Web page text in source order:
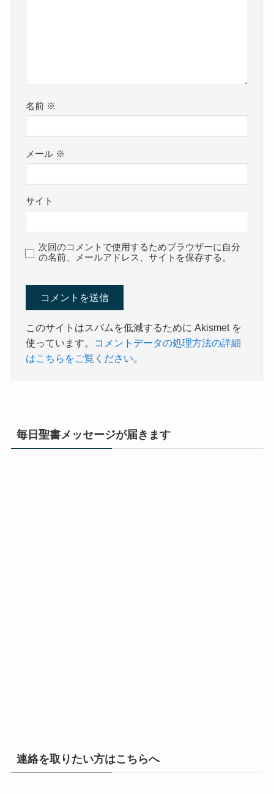
名前 ※
メール ※
サイト
次回のコメントで使用するためブラウザーに自分
の名前、メールアドレス、サイトを保存する。
このサイトはスパムを低減するために Akismet を
使っています。
コメントデータの処理方法の詳細
はこちらをご覧ください。
毎日聖書メッセージが届きます
連絡を取りたい方はこちらへ